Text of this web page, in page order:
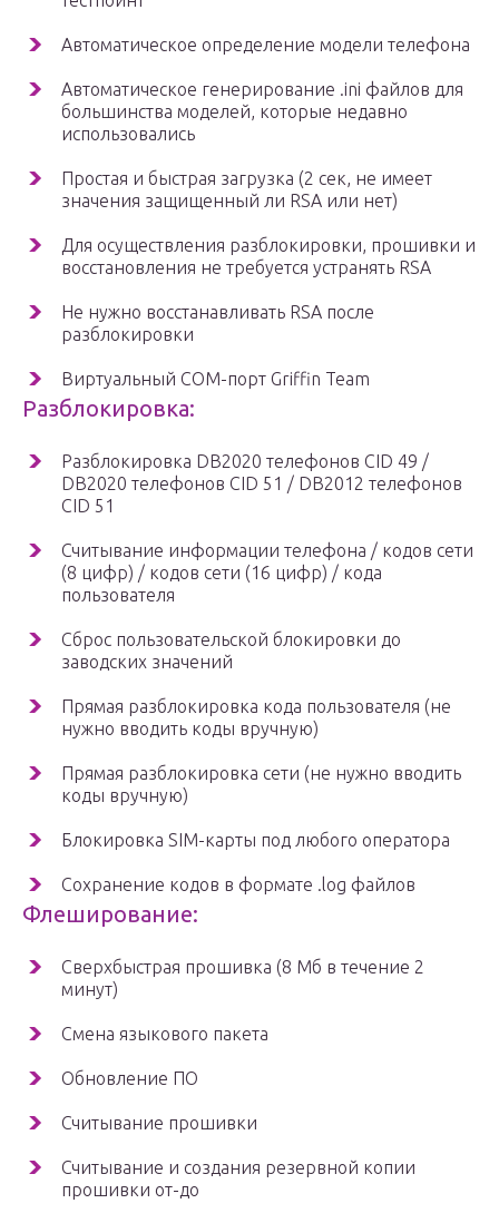
Автоматическое определение модели телефона
Автоматическое генерирование .ini файлов для
большинства моделей, которые недавно
использовались
Простая и быстрая загрузка (2 сек, не имеет
значения защищенный ли RSA или нет)
Для осуществления разблокировки, прошивки и
восстановления не требуется устранять RSA
Не нужно восстанавливать RSA после
разблокировки
Виртуальный COM-порт Griffin Team
Разблокировка:
Разблокировка DB2020 телефонов CID 49 /
DB2020 телефонов CID 51 / DB2012 телефонов
CID 51
Считывание информации телефона / кодов сети
(8 цифр) / кодов сети (16 цифр) / кода
пользователя
Сброс пользовательской блокировки до
заводских значений
Прямая разблокировка кода пользователя (не
нужно вводить коды вручную)
Прямая разблокировка сети (не нужно вводить
коды вручную)
Блокировка SIM-карты под любого оператора
Сохранение кодов в формате .log файлов
Флеширование:
Сверхбыстрая прошивка (8 Мб в течение 2
минут)
Смена языкового пакета
Обновление ПО
Считывание прошивки
Считывание и создания резервной копии
прошивки от-до